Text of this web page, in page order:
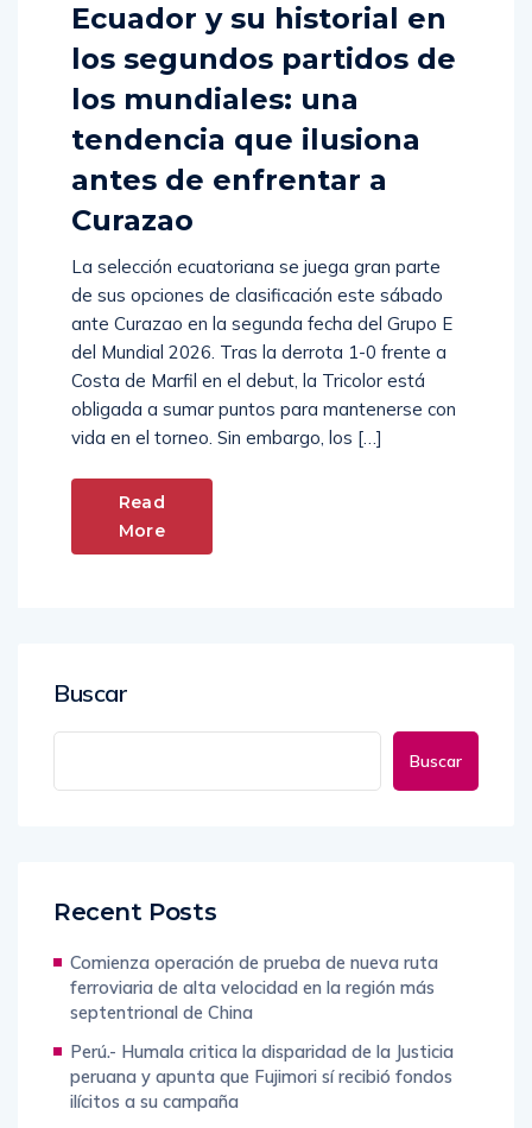
Ecuador y su historial en
los segundos partidos de
los mundiales: una
tendencia que ilusiona
antes de enfrentar a
Curazao
La selección ecuatoriana se juega gran parte
de sus opciones de clasificación este sábado
ante Curazao en la segunda fecha del Grupo E
del Mundial 2026. Tras la derrota 1-0 frente a
Costa de Marfil en el debut, la Tricolor está
obligada a sumar puntos para mantenerse con
vida en el torneo. Sin embargo, los […]
Read
More
Buscar
Buscar
Recent Posts
Comienza operación de prueba de nueva ruta
ferroviaria de alta velocidad en la región más
septentrional de China
Perú.- Humala critica la disparidad de la Justicia
peruana y apunta que Fujimori sí recibió fondos
ilícitos a su campaña